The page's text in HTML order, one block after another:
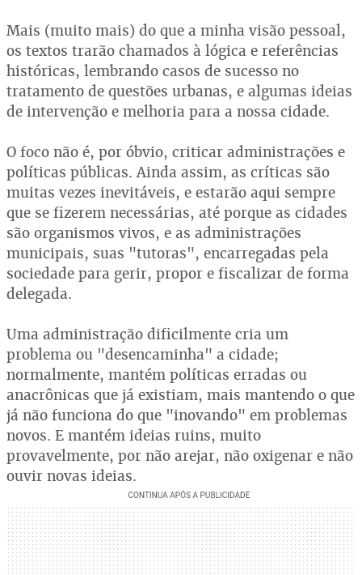
Mais (muito mais) do que a minha visão pessoal,
os textos trarão chamados à lógica e referências
históricas, lembrando casos de sucesso no
tratamento de questões urbanas, e algumas ideias
de intervenção e melhoria para a nossa cidade.
O foco não é, por óbvio, criticar administrações e
políticas públicas. Ainda assim, as críticas são
muitas vezes inevitáveis, e estarão aqui sempre
que se fizerem necessárias, até porque as cidades
são organismos vivos, e as administrações
municipais, suas "tutoras", encarregadas pela
sociedade para gerir, propor e fiscalizar de forma
delegada.
Uma administração dificilmente cria um
problema ou "desencaminha" a cidade;
normalmente, mantém políticas erradas ou
anacrônicas que já existiam, mais mantendo o que
já não funciona do que "inovando" em problemas
novos. E mantém ideias ruins, muito
provavelmente, por não arejar, não oxigenar e não
ouvir novas ideias.